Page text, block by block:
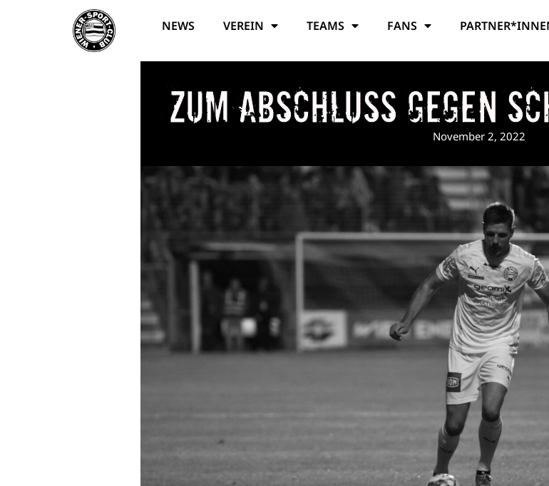
NEWS VEREIN TEAMS FANS
Zum Abschluss gegen
November 2, 2022